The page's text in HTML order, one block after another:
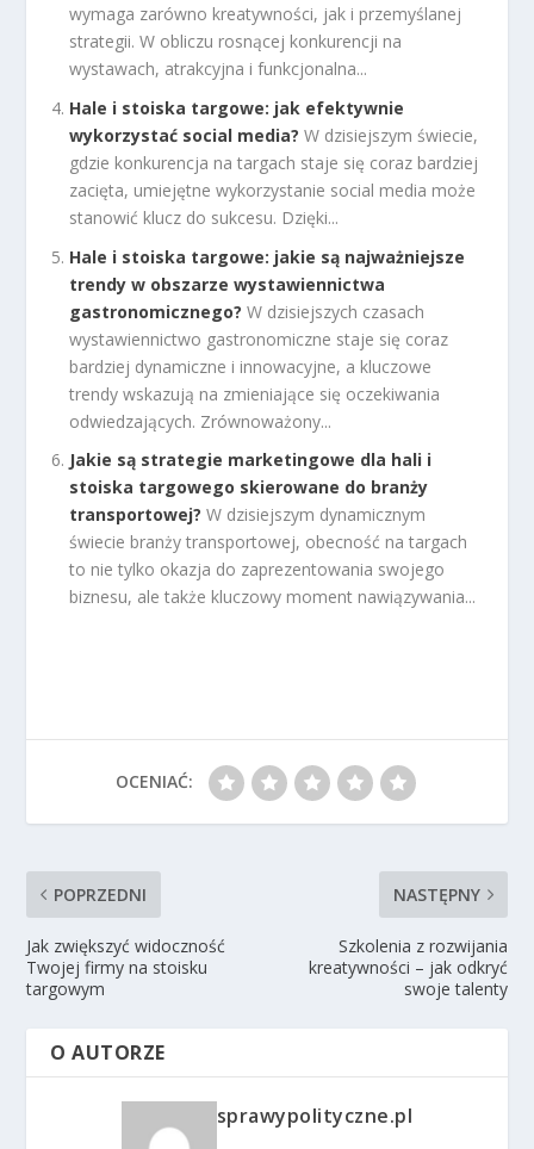
wymaga zarówno kreatywności, jak i przemyślanej
strategii. W obliczu rosnącej konkurencji na
wystawach, atrakcyjna i funkcjonalna...
Hale i stoiska targowe: jak efektywnie
wykorzystać social media? W dzisiejszym świecie,
gdzie konkurencja na targach staje się coraz bardziej
zacięta, umiejętne wykorzystanie social media może
stanowić klucz do sukcesu. Dzięki...
Hale i stoiska targowe: jakie są najważniejsze
trendy w obszarze wystawiennictwa
gastronomicznego? W dzisiejszych czasach
wystawiennictwo gastronomiczne staje się coraz
bardziej dynamiczne i innowacyjne, a kluczowe
trendy wskazują na zmieniające się oczekiwania
odwiedzających. Zrównoważony...
Jakie są strategie marketingowe dla hali i
stoiska targowego skierowane do branży
transportowej? W dzisiejszym dynamicznym
świecie branży transportowej, obecność na targach
to nie tylko okazja do zaprezentowania swojego
biznesu, ale także kluczowy moment nawiązywania...
OCENIAĆ:
POPRZEDNI
Jak zwiększyć widoczność
Twojej firmy na stoisku
targowym
NASTĘPNY
Szkolenia z rozwijania
kreatywności – jak odkryć
swoje talenty
O AUTORZE
sprawypolityczne.pl